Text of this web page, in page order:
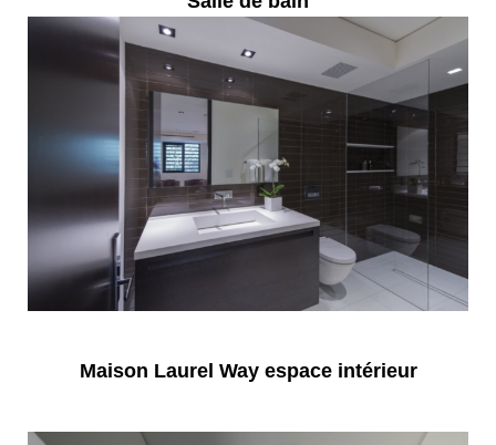
Maison Laurel Way espace intérieur